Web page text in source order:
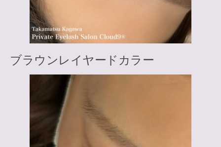
ブラウンレイヤードカラー